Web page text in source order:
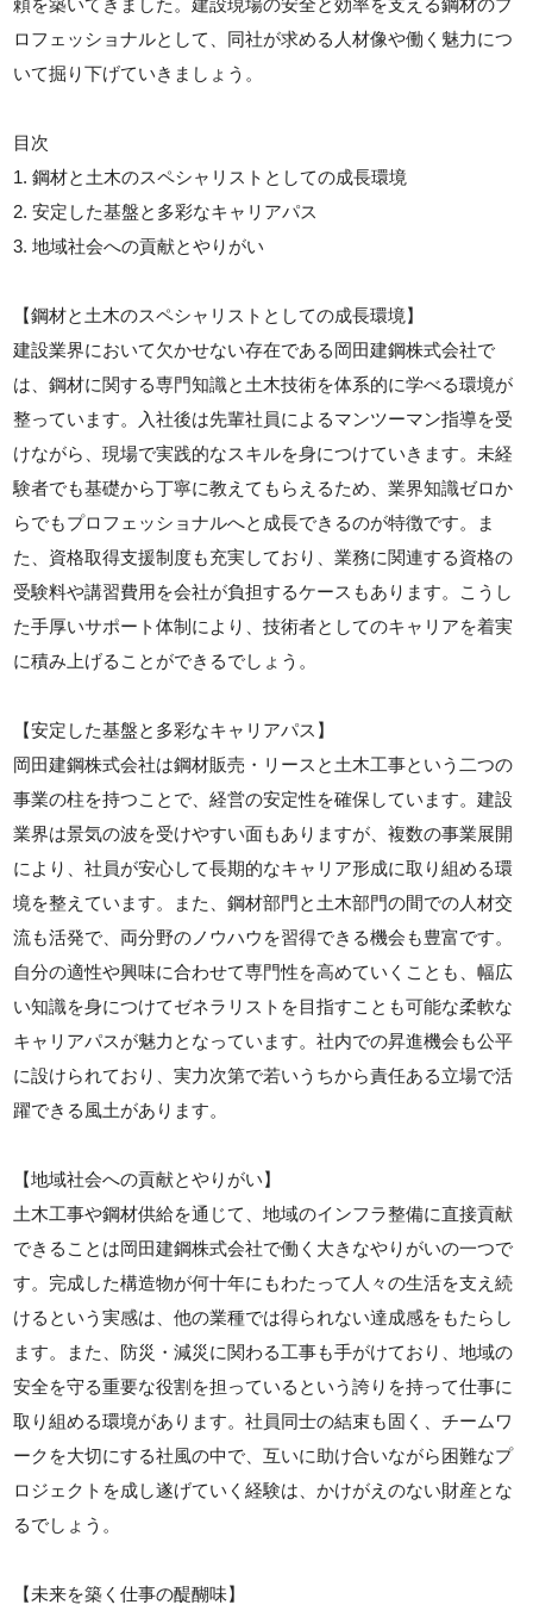
頼を築いてきました。建設現場の安全と効率を支える鋼材のプ
ロフェッショナルとして、同社が求める人材像や働く魅力につ
いて掘り下げていきましょう。
目次
1. 鋼材と土木のスペシャリストとしての成長環境
2. 安定した基盤と多彩なキャリアパス
3. 地域社会への貢献とやりがい
【鋼材と土木のスペシャリストとしての成長環境】
建設業界において欠かせない存在である岡田建鋼株式会社で
は、鋼材に関する専門知識と土木技術を体系的に学べる環境が
整っています。入社後は先輩社員によるマンツーマン指導を受
けながら、現場で実践的なスキルを身につけていきます。未経
験者でも基礎から丁寧に教えてもらえるため、業界知識ゼロか
らでもプロフェッショナルへと成長できるのが特徴です。ま
た、資格取得支援制度も充実しており、業務に関連する資格の
受験料や講習費用を会社が負担するケースもあります。こうし
た手厚いサポート体制により、技術者としてのキャリアを着実
に積み上げることができるでしょう。
【安定した基盤と多彩なキャリアパス】
岡田建鋼株式会社は鋼材販売・リースと土木工事という二つの
事業の柱を持つことで、経営の安定性を確保しています。建設
業界は景気の波を受けやすい面もありますが、複数の事業展開
により、社員が安心して長期的なキャリア形成に取り組める環
境を整えています。また、鋼材部門と土木部門の間での人材交
流も活発で、両分野のノウハウを習得できる機会も豊富です。
自分の適性や興味に合わせて専門性を高めていくことも、幅広
い知識を身につけてゼネラリストを目指すことも可能な柔軟な
キャリアパスが魅力となっています。社内での昇進機会も公平
に設けられており、実力次第で若いうちから責任ある立場で活
躍できる風土があります。
【地域社会への貢献とやりがい】
土木工事や鋼材供給を通じて、地域のインフラ整備に直接貢献
できることは岡田建鋼株式会社で働く大きなやりがいの一つで
す。完成した構造物が何十年にもわたって人々の生活を支え続
けるという実感は、他の業種では得られない達成感をもたらし
ます。また、防災・減災に関わる工事も手がけており、地域の
安全を守る重要な役割を担っているという誇りを持って仕事に
取り組める環境があります。社員同士の結束も固く、チームワ
ークを大切にする社風の中で、互いに助け合いながら困難なプ
ロジェクトを成し遂げていく経験は、かけがえのない財産とな
るでしょう。
【未来を築く仕事の醍醐味】